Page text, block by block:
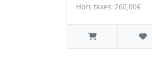
Hors taxes: 260,00€